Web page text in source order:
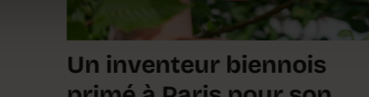
Un inventeur biennois